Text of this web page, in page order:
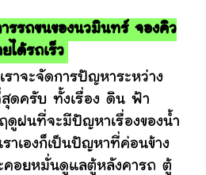
รรถขนของนวมินทร์ จองคิว
ยได้รถเร็ว
ะจัดการปัญหาระหว่าง
สุดครับ ทั้งเรื่อง ดิน ฟ้า
ดูฝนที่จะมีปัญหาเรื่องของน้ำ
ราเองก็เป็นปัญหาที่ค่อนข้าง
คอยหมั่นดูแลตู้หลังคารถ ตู้